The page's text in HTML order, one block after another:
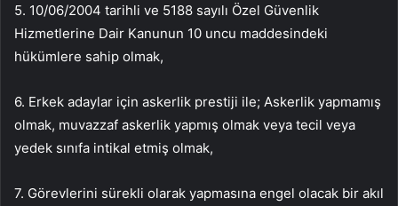
5. 10/06/2004 tarihli ve 5188 sayılı Özel Güvenlik
Hizmetlerine Dair Kanunun 10 uncu maddesindeki
hükümlere sahip olmak,
6. Erkek adaylar için askerlik prestiji ile; Askerlik yapmamış
olmak, muvazzaf askerlik yapmış olmak veya tecil veya
yedek sınıfa intikal etmiş olmak,
7. Görevlerini sürekli olarak yapmasına engel olacak bir akıl